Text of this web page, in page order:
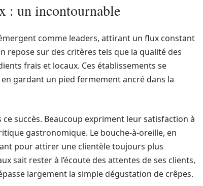
: un incontournable
comme leaders, attirant un flux constant
repose sur des critères tels que la qualité des
frais et locaux. Ces établissements se
gardant un pied fermement ancré dans la
succès. Beaucoup expriment leur satisfaction à
gastronomique. Le bouche-à-oreille, en
pour attirer une clientèle toujours plus
sait rester à l’écoute des attentes de ses clients,
largement la simple dégustation de crêpes.